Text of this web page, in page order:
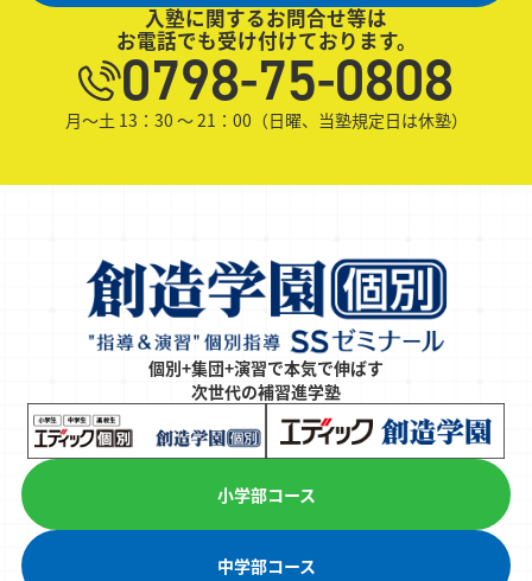
入塾に関するお問合せ等は
お電話でも受け付けております。
0798-75-0808
月～土 13：30 ～ 21：00（日曜、当塾規定日は休塾）
個別+集団+演習で本気で伸ばす
次世代の補習進学塾
小学部コース
中学部コース